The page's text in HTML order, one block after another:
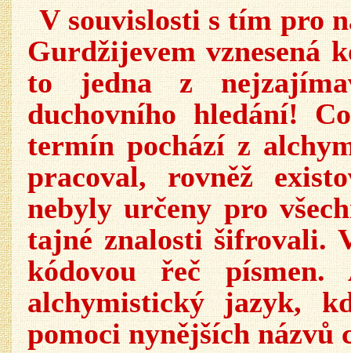
V souvislosti s tím pro
Gurdžijevem vznesená
to jedna z
duchovního hledání!
termín pochází z
pracoval, rovněž
nebyly určeny pro
tajné znalosti šifrovali.
kódovou řeč
alchymistický jazyk,
pomoci nynějších názvů